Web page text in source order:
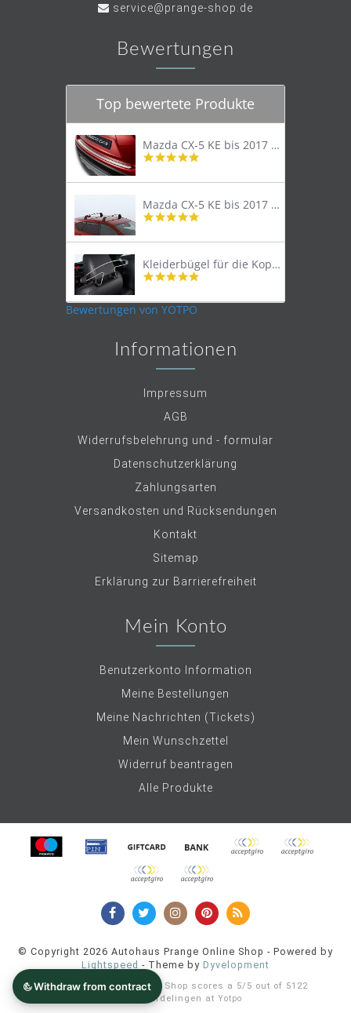
service@prange-shop.de
Bewertungen
Top bewertete Produkte
Mazda CX-5 KE bis 2017 Trittschutzleiste Edelstahl original
4.8
rating
Mazda CX-5 KE bis 2017 Lastenträger Dachträger
4.9
rating
Kleiderbügel für die Kopfstütze
4.9
rating
Bewertungen von YOTPO
Informationen
Impressum
AGB
Widerrufsbelehrung und - formular
Datenschutzerklärung
Zahlungsarten
Versandkosten und Rücksendungen
Kontakt
Sitemap
Erklärung zur Barrierefreiheit
Mein Konto
Benutzerkonto Information
Meine Bestellungen
Meine Nachrichten (Tickets)
Mein Wunschzettel
Widerruf beantragen
Alle Produkte
© Copyright 2026 Autohaus Prange Online Shop - Powered by
Lightspeed - Theme by Dyvelopment
Autohaus Prange Online Shop scores a 5/ 5 out of 5122
klantbeoordelingen at Yotpo